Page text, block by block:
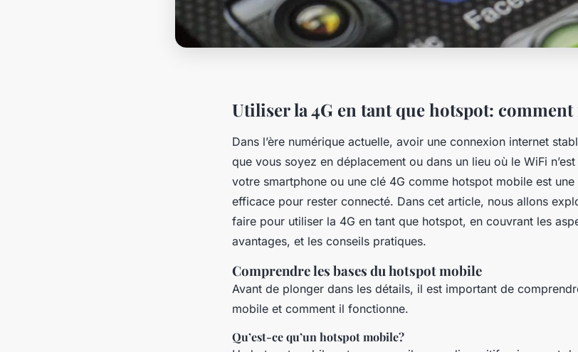
Utiliser la 4G en tant que hotspot: comment
Dans l’ère numérique actuelle, avoir une connexion internet
que vous soyez en déplacement ou dans un lieu où le WiFi
votre smartphone ou une clé 4G comme hotspot mobile est
efficace pour rester connecté. Dans cet article, nous allons
faire pour utiliser la 4G en tant que hotspot, en couvrant les
avantages, et les conseils pratiques.
Comprendre les bases du hotspot mobile
Avant de plonger dans les détails, il est important de
mobile et comment il fonctionne.
Qu’est-ce qu’un hotspot mobile?